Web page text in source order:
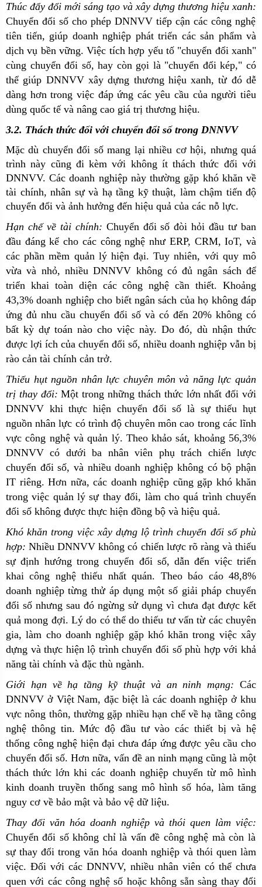
Thúc đẩy đổi mới sáng tạo và xây dựng thương hiệu xanh:
Chuyển đổi số cho phép DNNVV tiếp cận các công nghệ
tiên tiến, giúp doanh nghiệp phát triển các sản phẩm và
dịch vụ bền vững. Việc tích hợp yếu tố "chuyển đổi xanh"
cùng chuyển đổi số, hay còn gọi là "chuyển đổi kép," có
thể giúp DNNVV xây dựng thương hiệu xanh, từ đó dễ
dàng hơn trong việc đáp ứng các yêu cầu của người tiêu
dùng quốc tế và nâng cao giá trị thương hiệu.
3.2. Thách thức đối với chuyển đổi số trong DNNVV
Mặc dù chuyển đổi số mang lại nhiều cơ hội, nhưng quá
trình này cũng đi kèm với không ít thách thức đối với
DNNVV. Các doanh nghiệp này thường gặp khó khăn về
tài chính, nhân sự và hạ tầng kỹ thuật, làm chậm tiến độ
chuyển đổi và ảnh hưởng đến hiệu quả của các nỗ lực.
Hạn chế về tài chính: Chuyển đổi số đòi hỏi đầu tư ban
đầu đáng kể cho các công nghệ như ERP, CRM, IoT, và
các phần mềm quản lý hiện đại. Tuy nhiên, với quy mô
vừa và nhỏ, nhiều DNNVV không có đủ ngân sách để
triển khai toàn diện các công nghệ cần thiết. Khoảng
43,3% doanh nghiệp cho biết ngân sách của họ không đáp
ứng đủ nhu cầu chuyển đổi số và có đến 20% không có
bất kỳ dự toán nào cho việc này. Do đó, dù nhận thức
được lợi ích của chuyển đổi số, nhiều doanh nghiệp vẫn bị
rào cản tài chính cản trở.
Thiếu hụt nguồn nhân lực chuyên môn và năng lực quản
trị thay đổi: Một trong những thách thức lớn nhất đối với
DNNVV khi thực hiện chuyển đổi số là sự thiếu hụt
nguồn nhân lực có trình độ chuyên môn cao trong các lĩnh
vực công nghệ và quản lý. Theo khảo sát, khoảng 56,3%
DNNVV có dưới ba nhân viên phụ trách chiến lược
chuyển đổi số, và nhiều doanh nghiệp không có bộ phận
IT riêng. Hơn nữa, các doanh nghiệp cũng gặp khó khăn
trong việc quản lý sự thay đổi, làm cho quá trình chuyển
đổi số không được thực hiện đồng bộ và hiệu quả.
Khó khăn trong việc xây dựng lộ trình chuyển đổi số phù
hợp: Nhiều DNNVV không có chiến lược rõ ràng và thiếu
sự định hướng trong chuyển đổi số, dẫn đến việc triển
khai công nghệ thiếu nhất quán. Theo báo cáo 48,8%
doanh nghiệp từng thử áp dụng một số giải pháp chuyển
đổi số nhưng sau đó ngừng sử dụng vì chưa đạt được kết
quả mong đợi. Lý do có thể do thiếu tư vấn từ các chuyên
gia, làm cho doanh nghiệp gặp khó khăn trong việc xây
dựng và thực hiện lộ trình chuyển đổi số phù hợp với khả
năng tài chính và đặc thù ngành.
Giới hạn về hạ tầng kỹ thuật và an ninh mạng: Các
DNNVV ở Việt Nam, đặc biệt là các doanh nghiệp ở khu
vực nông thôn, thường gặp nhiều hạn chế về hạ tầng công
nghệ thông tin. Mức độ đầu tư vào các thiết bị và hệ
thống công nghệ hiện đại chưa đáp ứng được yêu cầu cho
chuyển đổi số. Hơn nữa, vấn đề an ninh mạng cũng là một
thách thức lớn khi các doanh nghiệp chuyển từ mô hình
kinh doanh truyền thống sang mô hình số hóa, làm tăng
nguy cơ về bảo mật và bảo vệ dữ liệu.
Thay đổi văn hóa doanh nghiệp và thói quen làm việc:
Chuyển đổi số không chỉ là vấn đề công nghệ mà còn là
sự thay đổi trong văn hóa doanh nghiệp và thói quen làm
việc. Đối với các DNNVV, nhiều nhân viên có thể chưa
quen với các công nghệ số hoặc không sẵn sàng thay đổi